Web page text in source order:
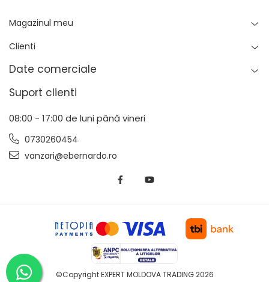
Magazinul meu
Clienti
Date comerciale
Suport clienti
08:00 - 17:00 de luni până vineri
0730260454
vanzari@ebernardo.ro
©Copyright EXPERT MOLDOVA TRADING 2026